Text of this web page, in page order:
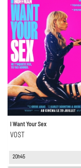
I Want Your Sex
VOST
20h45